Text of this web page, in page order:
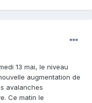
13 mai, le niveau
augmentation de
avalanches
Ce matin le